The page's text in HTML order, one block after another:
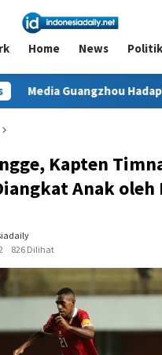
Home News Politik
Hadapi Generasi Digital
Kapten
Anak oleh
826 Dilihat